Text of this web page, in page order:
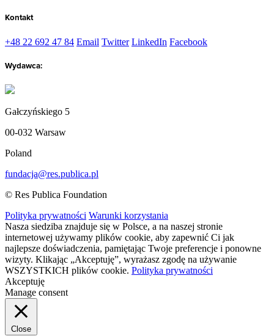
Kontakt
+48 22 692 47 84 Email Twitter LinkedIn Facebook
Wydawca:
Gałczyńskiego 5
00-032 Warsaw
Poland
fundacja@res.publica.pl
© Res Publica Foundation
Polityka prywatności Warunki korzystania
Nasza siedziba znajduje się w Polsce, a na naszej stronie
internetowej używamy plików cookie, aby zapewnić Ci jak
najlepsze doświadczenia, pamiętając Twoje preferencje i ponowne
wizyty. Klikając „Akceptuję”, wyrażasz zgodę na używanie
WSZYSTKICH plików cookie. Polityka prywatności
Akceptuję
Manage consent
Close